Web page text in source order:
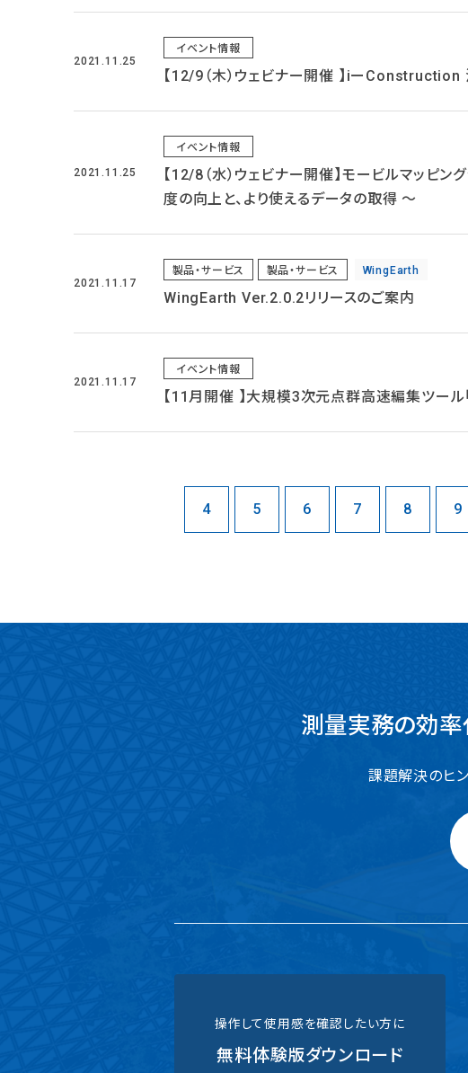
2021.11.25
イベント情報
【12/9（木）ウェビナー開催 】iー
2021.11.25
イベント情報
【12/8（水）ウェビナー開催】モービルマッピ
度の向上と、より使えるデータの取得 ～
2021.11.17
製品・サービス 製品・サービス WingEarth
WingEarth Ver.2.0.2リリースのご案内
2021.11.17
イベント情報
【11月開催 】大規模3次元点群高速編集ツー
4 5 6 7 8 9
測量実務の効率
課題解決のヒ
操作して使用感を確認したい方に
無料体験版ダウンロード